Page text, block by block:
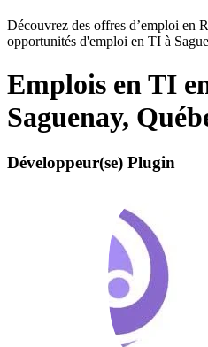
Découvrez des offres d’emploi en
opportunités d'emploi en TI à
Emplois en TI
Saguenay,
Développeur(se) Plugin